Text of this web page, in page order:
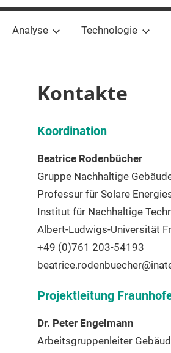
Analyse Technologie
Kontakte
Koordination
Beatrice Rodenbücher
Gruppe Nachhaltige
Professur für Solare
Institut für Nachhaltige
Albert-Ludwigs-Universität
+49 (0)761 203-54193
Projektleitung
Dr. Peter Engelmann
Arbeitsgruppenleiter